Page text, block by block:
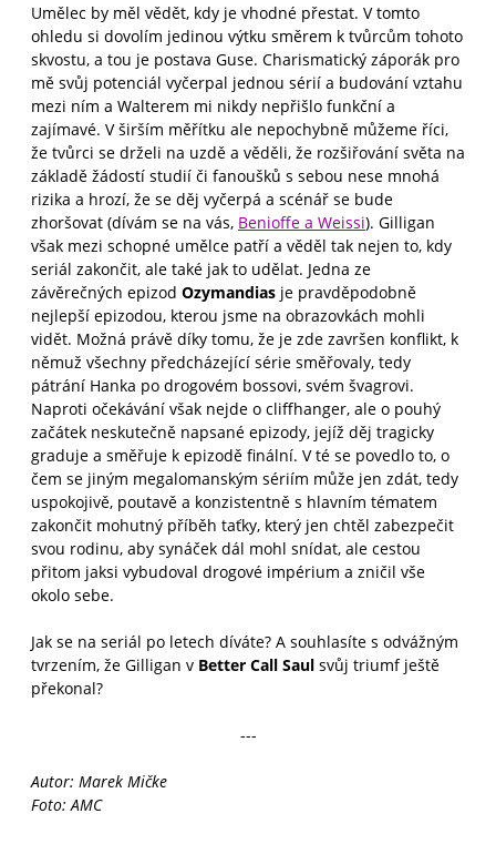
Umělec by měl vědět, kdy je vhodné přestat. V tomto
ohledu si dovolím jedinou výtku směrem k tvůrcům tohoto
skvostu, a tou je postava Guse. Charismatický záporák pro
mě svůj potenciál vyčerpal jednou sérií a budování vztahu
mezi ním a Walterem mi nikdy nepřišlo funkční a
zajímavé. V širším měřítku ale nepochybně můžeme říci,
že tvůrci se drželi na uzdě a věděli, že rozšiřování světa na
základě žádostí studií či fanoušků s sebou nese mnohá
rizika a hrozí, že se děj vyčerpá a scénář se bude
zhoršovat (dívám se na vás, Benioffe a Weissi). Gilligan
však mezi schopné umělce patří a věděl tak nejen to, kdy
seriál zakončit, ale také jak to udělat. Jedna ze
závěrečných epizod Ozymandias je pravděpodobně
nejlepší epizodou, kterou jsme na obrazovkách mohli
vidět. Možná právě díky tomu, že je zde završen konflikt, k
němuž všechny předcházející série směřovaly, tedy
pátrání Hanka po drogovém bossovi, svém švagrovi.
Naproti očekávání však nejde o cliffhanger, ale o pouhý
začátek neskutečně napsané epizody, jejíž děj tragicky
graduje a směřuje k epizodě finální. V té se povedlo to, o
čem se jiným megalomanským sériím může jen zdát, tedy
uspokojivě, poutavě a konzistentně s hlavním tématem
zakončit mohutný příběh taťky, který jen chtěl zabezpečit
svou rodinu, aby synáček dál mohl snídat, ale cestou
přitom jaksi vybudoval drogové impérium a zničil vše
okolo sebe.
Jak se na seriál po letech díváte? A souhlasíte s odvážným
tvrzením, že Gilligan v Better Call Saul svůj triumf ještě
překonal?
---
Autor: Marek Mičke
Foto: AMC